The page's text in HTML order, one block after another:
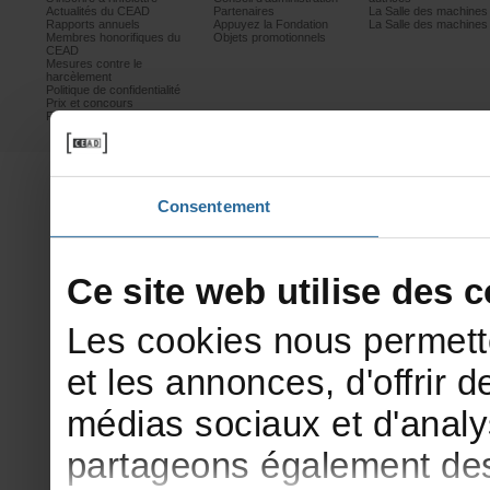
Consentement
ActualitésduCEAD
Rapportsannuels
Membreshonorifiquesdu
CEAD
Mesurescontrele
harcèlement
Politiquedeconfidentialité
Prixetconcours
Partenaires
Partenaires
AppuyezlaFondation
Objetspromotionnels